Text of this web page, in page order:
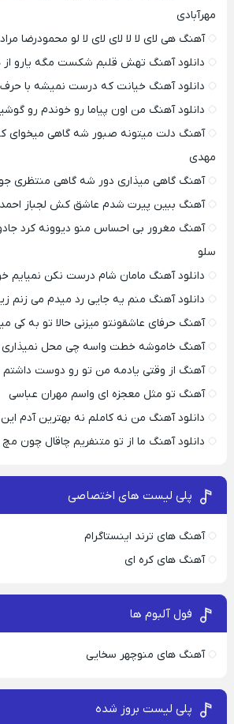
مهرآبادی
آهنگ هی لای لا لا لای لای لا لو محمودرضا
دانلود آهنگ تهش قلبم شکست مگه یارو
دانلود آهنگ خیانت که درست نمیشه با حرف
دانلود آهنگ من اون پیاما رو خوندم رو
آهنگ دلت میتونه صبور شه گاهی
مهدی
آهنگ گاهی میذاری دور شه گاهی منتظری
آهنگ ببین پیرت شدم عاشق کش لجباز
آهنگ مغرور بی احساس منو دیوونه کرد
سلو
دانلود آهنگ مامان شام درست نکن نمیایم
دانلود آهنگ منم یه جایی رد میدم می زنم
آهنگ حرفای عاشقونتو میزنی حالا تو به کی
آهنگ خاموشه خطت واسه چی محل نمیذاری
آهنگ از وقتی یادمه من تو رو دوست داشتم
آهنگ تو مثل معجزه ای واسم مهران عباسی
دانلود آهنگ من نه کاملم نه بهترین آدم این
دانلود آهنگ ما از تو متنفریم چاقال چون
پلی لیست های اختصاصی
آهنگ های ترند اینستاگرام
آهنگ های کره ای
فول آلبوم ها
آهنگ های منوچهر سخایی
پلی لیست بروز شده